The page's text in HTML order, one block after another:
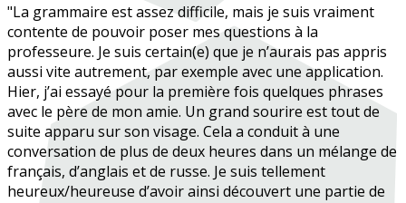
"La grammaire est assez difficile, mais je suis vraiment
contente de pouvoir poser mes questions à la
professeure. Je suis certain(e) que je n’aurais pas appris
aussi vite autrement, par exemple avec une application.
Hier, j’ai essayé pour la première fois quelques phrases
avec le père de mon amie. Un grand sourire est tout de
suite apparu sur son visage. Cela a conduit à une
conversation de plus de deux heures dans un mélange de
français, d’anglais et de russe. Je suis tellement
heureux/heureuse d’avoir ainsi découvert une partie de